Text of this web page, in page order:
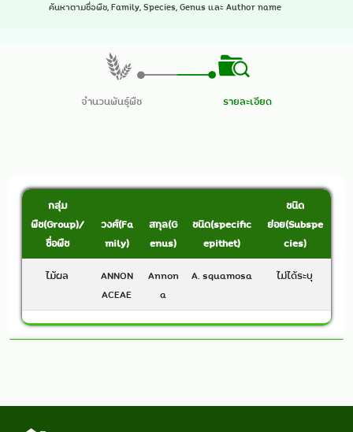
ค้นหาตามชื่อพืช, Family, Species, Genus และ Author name
จำนวนพันธุ์พืช รายละเอียด
กลุ่ม
พืช(Group)/
ชื่อพืช
วงศ์(Fa
mily)
สกุล(G
enus)
ชนิด(specific
epithet)
ชนิด
ย่อย(Subspe
cies)
ไม้ผล
ANNON
ACEAE
Annon
a
A. squamosa ไม่ได้ระบุ